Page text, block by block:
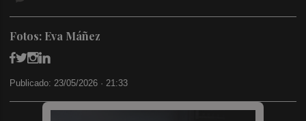
Fotos: Eva Máñez
Publicado: 23/05/2026 ·21:33